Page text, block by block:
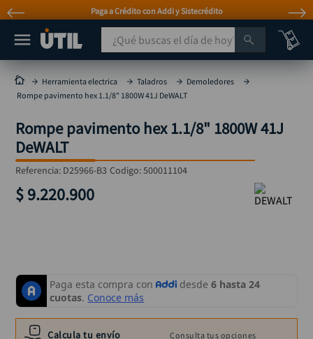
Paga a Crédito con Addi y Sistecrédito
¿Qué buscas el día de hoy?
Herramienta electrica Taladros
Demoledores
Rompe pavimento hex 1.1/8" 1800W 41J DeWALT
Rompe pavimento hex 1.1/8" 1800W 41J
DeWALT
Referencia: D25966-B3 Codigo:500011104
$9.220.900
Calcula tu envío Consulta tus opciones
MÁS BUSCADOS
taladro
taladros pulidoras
compresor
llave
sierra circular
hidrolavadora
rueda
alicate